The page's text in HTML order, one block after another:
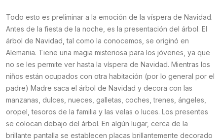
Todo esto es preliminar a la emoción de la víspera de Navidad.
Antes de la fiesta de la noche, es la presentación del árbol. El
árbol de Navidad, tal como la conocemos, se originó en
Alemania. Tiene una magia misteriosa para los jóvenes, ya que
no se les permite ver hasta la víspera de Navidad. Mientras los
niños están ocupados con otra habitación (por lo general por el
padre) Madre saca el árbol de Navidad y decora con las
manzanas, dulces, nueces, galletas, coches, trenes, ángeles,
oropel, tesoros de la familia y las velas o luces. Los presentes
se colocan debajo del árbol. En algún lugar, cerca de la
brillante pantalla se establecen placas brillantemente decorado